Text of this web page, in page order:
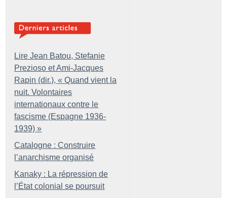
Lire Jean Batou, Stefanie
Prezioso et Ami-Jacques
Rapin (dir.), « Quand vient la
nuit. Volontaires
internationaux contre le
fascisme (Espagne 1936-
1939) »
Catalogne : Construire
l’anarchisme organisé
Kanaky : La répression de
l’État colonial se poursuit